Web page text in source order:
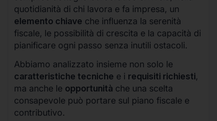
quotidianità di chi lavora e fa impresa, un
elemento chiave che influenza la serenità
fiscale, le possibilità di crescita e la capacità di
pianificare ogni passo senza inutili ostacoli.
Abbiamo analizzato insieme non solo le
caratteristiche tecniche e i requisiti richiesti,
ma anche le opportunità che una scelta
consapevole può portare sul piano fiscale e
contributivo.